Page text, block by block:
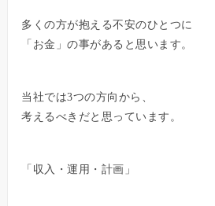
多くの方が抱える不安のひとつに
「お金」の事があると思います。
当社では3つの方向から、
考えるべきだと思っています。
「収入・運用・計画」